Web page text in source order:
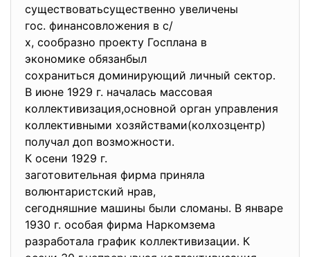
существоватьсущественно увеличены
гос. финансовложения в с/
х, сообразно проекту Госплана в
экономике обязанбыл
сохраниться доминирующий личный сектор.
В июне 1929 г. началась массовая
коллективизация,основной орган управления
коллективными хозяйствами(колхозцентр)
получал доп возможности.
К осени 1929 г.
заготовительная фирма приняла
волюнтаристский нрав,
сегодняшние машины были сломаны. В январе
1930 г. особая фирма Наркомзема
разработала график коллективизации. К